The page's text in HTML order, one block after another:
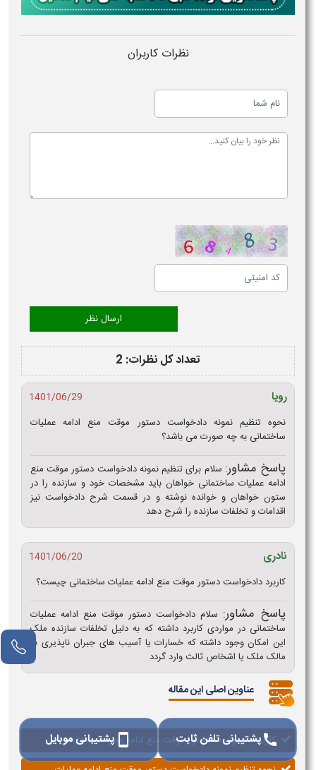
نظرات کاربران
تعداد کل نظرات: 2
رویا
1401/06/29
نحوه تنظیم نمونه دادخواست دستور موقت منع ادامه عملیات
ساختمانی به چه صورت می باشد؟
پاسخ مشاور: سلام برای تنظیم نمونه دادخواست دستور موقت منع
ادامه عملیات ساختمانی خواهان باید مشخصات خود و سازنده را در
ستون خواهان و خوانده نوشته و در قسمت شرح دادخواست نیز
اقدامات و تخلفات سازنده را شرح دهد
نادری
1401/06/20
کاربرد دادخواست دستور موقت منع ادامه عملیات ساختمانی چیست؟
پاسخ مشاور: سلام دادخواست دستور موقت منع ادامه عملیات
ساختمانی در مواردی کاربرد داشته که به دلیل تخلفات سازنده ملک
این امکان وجود داشته که خسارات یا آسیب های جبران ناپذیری به
مالک ملک یا اشخاص ثالث وارد گردد
عناوین اصلی این مقاله
کاربرد دادخواست دستور موقت منع ادامه عملیات ساختمانی
callپشتیبانی تلفن ثابت smartphoneپشتیبانی موبایل